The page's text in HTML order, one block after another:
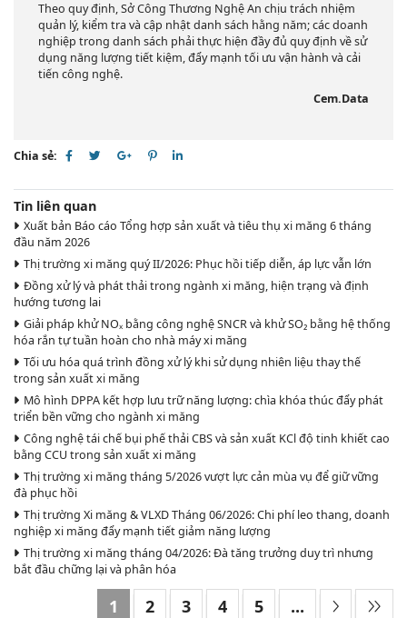
Theo quy định, Sở Công Thương Nghệ An chịu trách nhiệm
quản lý, kiểm tra và cập nhật danh sách hằng năm; các doanh
nghiệp trong danh sách phải thực hiện đầy đủ quy định về sử
dụng năng lượng tiết kiệm, đẩy mạnh tối ưu vận hành và cải
tiến công nghệ.
Cem.Data
Chia sẻ:
Tin liên quan
Xuất bản Báo cáo Tổng hợp sản xuất và tiêu thụ xi măng 6 tháng
đầu năm 2026
Thị trường xi măng quý II/2026: Phục hồi tiếp diễn, áp lực vẫn lớn
Đồng xử lý và phát thải trong ngành xi măng, hiện trạng và định
hướng tương lai
Giải pháp khử NOₓ bằng công nghệ SNCR và khử SO₂ bằng hệ thống
hóa rắn tự tuần hoàn cho nhà máy xi măng
Tối ưu hóa quá trình đồng xử lý khi sử dụng nhiên liệu thay thế
trong sản xuất xi măng
Mô hình DPPA kết hợp lưu trữ năng lượng: chìa khóa thúc đẩy phát
triển bền vững cho ngành xi măng
Công nghệ tái chế bụi phế thải CBS và sản xuất KCl độ tinh khiết cao
bằng CCU trong sản xuất xi măng
Thị trường xi măng tháng 5/2026 vượt lực cản mùa vụ để giữ vững
đà phục hồi
Thị trường Xi măng & VLXD Tháng 06/2026: Chi phí leo thang, doanh
nghiệp xi măng đẩy mạnh tiết giảm năng lượng
Thị trường xi măng tháng 04/2026: Đà tăng trưởng duy trì nhưng
bắt đầu chững lại và phân hóa
1 2 3 4 5 ...